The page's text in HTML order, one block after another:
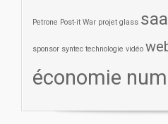
Petrone Post-it War projet glass
sponsor syntec technologie vidéo
économie